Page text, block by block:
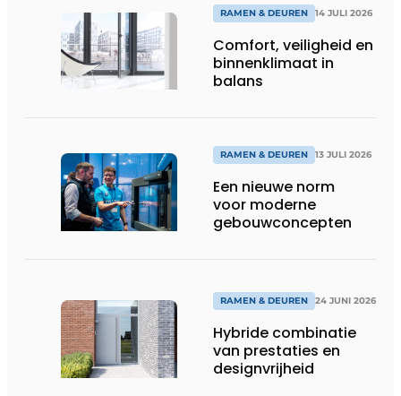
RAMEN & DEUREN 14 JULI 2026
Comfort, veiligheid en
binnenklimaat in
balans
RAMEN & DEUREN 13 JULI 2026
Een nieuwe norm
voor moderne
gebouwconcepten
RAMEN & DEUREN 24 JUNI 2026
Hybride combinatie
van prestaties en
designvrijheid